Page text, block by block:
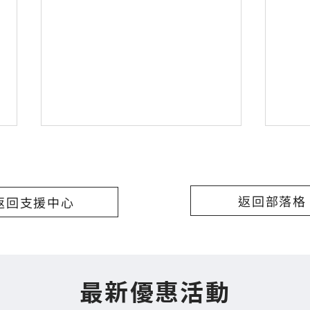
回支援中心 返回部落格
最新優惠活動